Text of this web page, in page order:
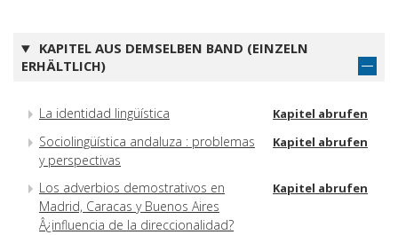
KAPITEL AUS DEMSELBEN BAND (EINZELN
ERHÄLTLICH)
La identidad lingüística Kapitel abrufen
Sociolingüística andaluza : problemas
y perspectivas
Kapitel abrufen
Los adverbios demostrativos en
Madrid, Caracas y Buenos Aires
Â¿influencia de la direccionalidad?
Kapitel abrufen